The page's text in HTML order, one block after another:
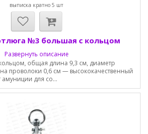
выписка кратно 5 шт
№3 большая с кольцом
Развернуть описание
общая длина 9,3 см, диаметр
проволоки 0,6 см — высококачественный
для со...